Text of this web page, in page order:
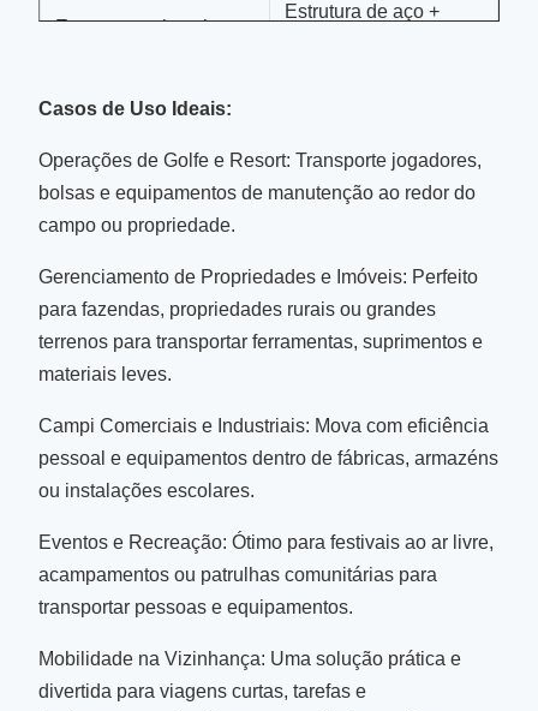
Estrutura e chassi
Estrutura de aço +
engenharia ABS
liga leve
Casos de Uso Ideais:
Operações de Golfe e Resort: Transporte jogadores,
bolsas e equipamentos de manutenção ao redor do
campo ou propriedade.
Gerenciamento de Propriedades e Imóveis: Perfeito
para fazendas, propriedades rurais ou grandes
terrenos para transportar ferramentas, suprimentos e
materiais leves.
Campi Comerciais e Industriais: Mova com eficiência
pessoal e equipamentos dentro de fábricas, armazéns
ou instalações escolares.
Eventos e Recreação: Ótimo para festivais ao ar livre,
acampamentos ou patrulhas comunitárias para
transportar pessoas e equipamentos.
Mobilidade na Vizinhança: Uma solução prática e
divertida para viagens curtas, tarefas e